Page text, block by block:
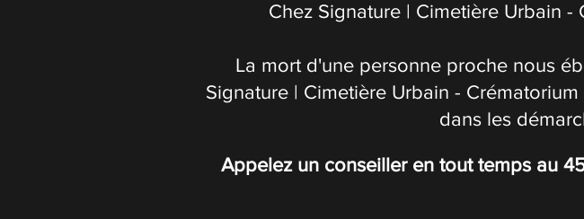
Chez Signature | Cimetière Urbain
La mort d'une personne proche nous
Signature | Cimetière Urbain -
dans les
Appelez un conseiller en tout temps au